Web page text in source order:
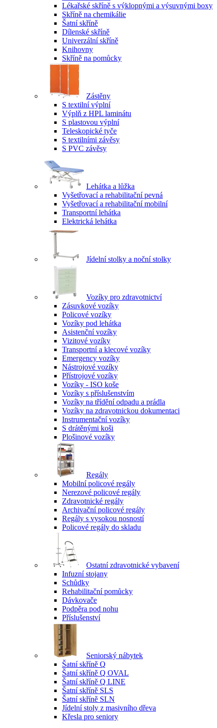
Lékařské skříně s výklopnými a výsuvnými boxy
Skříně na chemikálie
Šatní skříně
Dílenské skříně
Univerzální skříně
Knihovny
Skříně na pomůcky
Zástěny
S textilní výplní
Výplň z HPL laminátu
S plastovou výplní
Teleskopické tyče
S textilními závěsy
S PVC závěsy
Lehátka a lůžka
Vyšetřovací a rehabilitační pevná
Vyšetřovací a rehabilitační mobilní
Transportní lehátka
Elektrická lehátka
Jídelní stolky a noční stolky
Vozíky pro zdravotnictví
Zásuvkové vozíky
Policové vozíky
Vozíky pod lehátka
Asistenční vozíky
Vizitové vozíky
Transportní a klecové vozíky
Emergency vozíky
Nástrojové vozíky
Přístrojové vozíky
Vozíky - ISO koše
Vozíky s příslušenstvím
Vozíky na třídění odpadu a prádla
Vozíky na zdravotnickou dokumentaci
Instrumentační vozíky
S drátěnými koši
Plošinové vozíky
Regály
Mobilní policové regály
Nerezové policové regály
Zdravotnické regály
Archivační policové regály
Regály s vysokou nosností
Policové regály do skladu
Ostatní zdravotnické vybavení
Infuzní stojany
Schůdky
Rehabilitační pomůcky
Dávkovače
Podpěra pod nohu
Příslušenství
Seniorský nábytek
Šatní skříně Q
Šatní skříně Q OVAL
Šatní skříně Q LINE
Šatní skříně SLS
Šatní skříně SLN
Jídelní stoly z masivního dřeva
Křesla pro seniory